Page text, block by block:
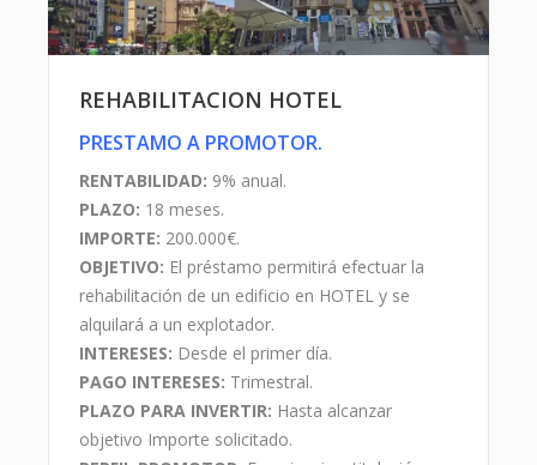
REHABILITACION HOTEL
PRESTAMO A PROMOTOR.
RENTABILIDAD: 9% anual.
PLAZO: 18 meses.
IMPORTE: 200.000€.
OBJETIVO: El préstamo permitirá efectuar la
rehabilitación de un edificio en HOTEL y se
alquilará a un explotador.
INTERESES: Desde el primer día.
PAGO INTERESES: Trimestral.
PLAZO PARA INVERTIR: Hasta alcanzar
objetivo Importe solicitado.